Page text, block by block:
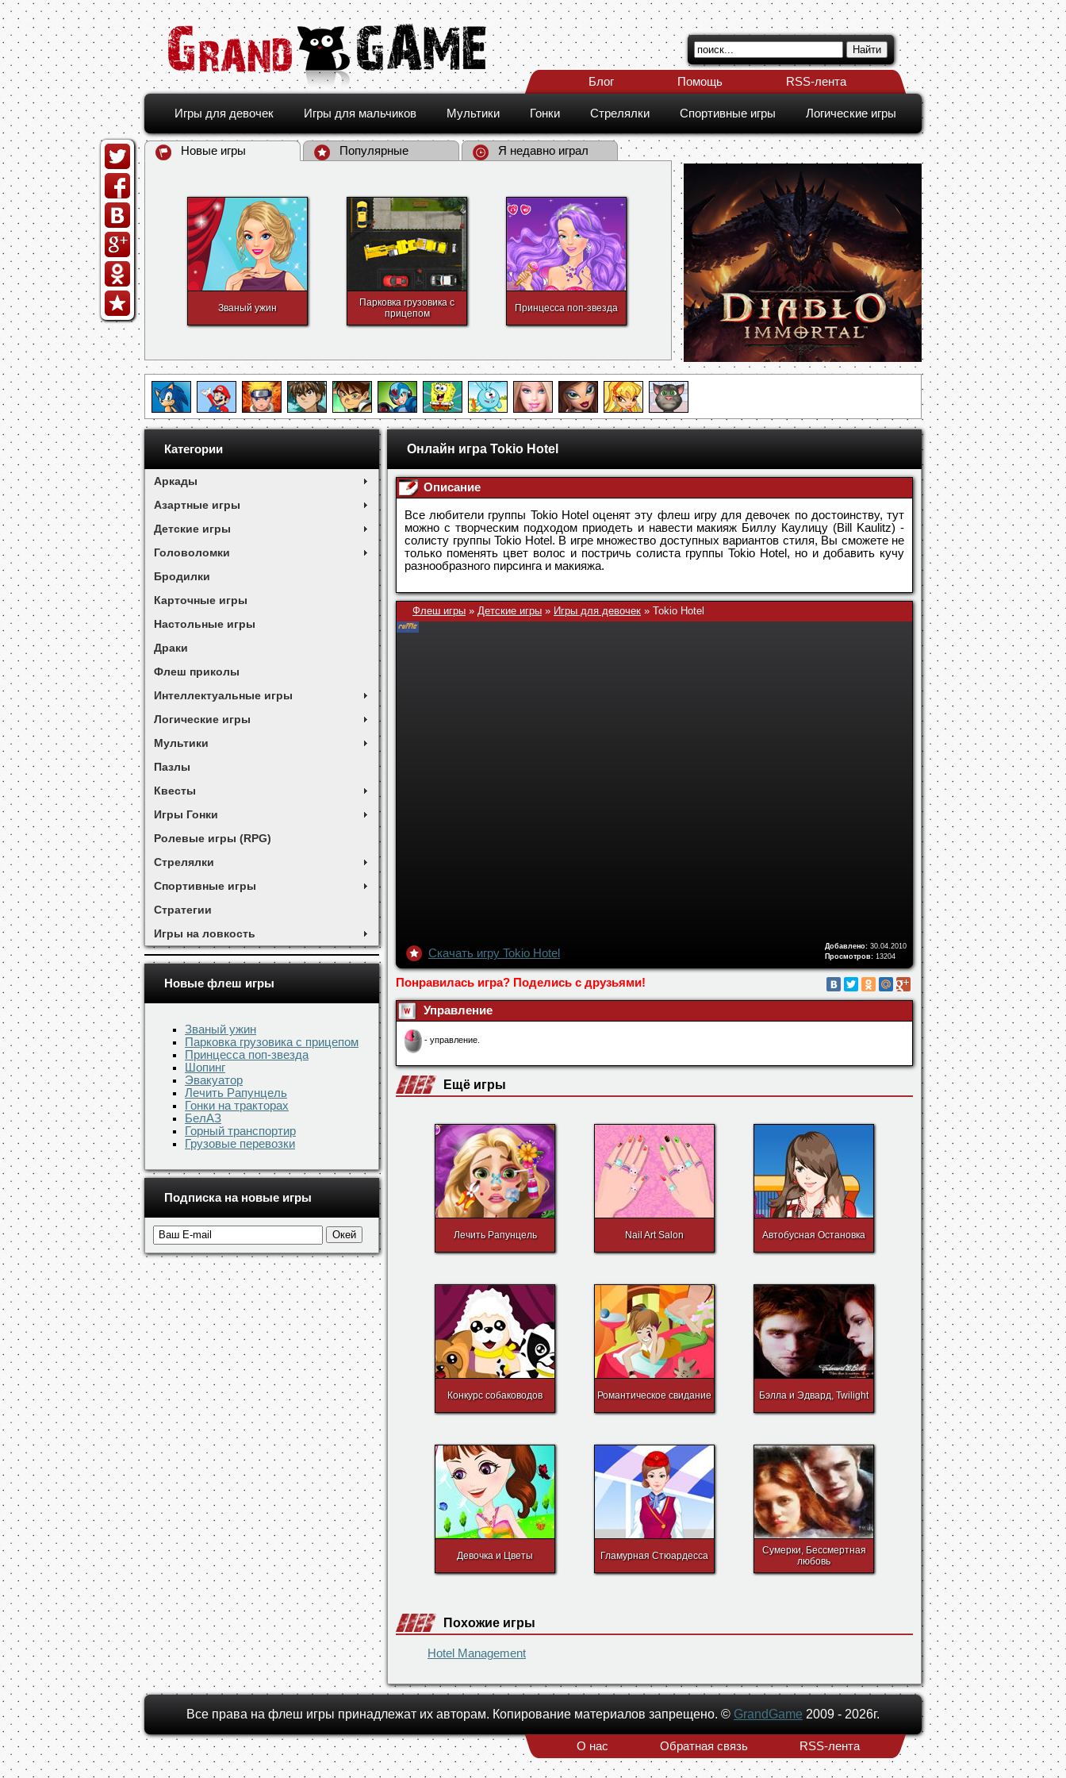
Блог Помощь RSS-лента
Игры для девочек Игры для мальчиков Мультики Гонки Стрелялки Спортивные игры Логические игры
Новые игры Популярные Я недавно играл
Званый ужин
Парковка грузовика с
прицепом
Принцесса поп-звезда
Категории
Аркады
Азартные игры
Детские игры
Головоломки
Бродилки
Карточные игры
Настольные игры
Драки
Флеш приколы
Интеллектуальные игры
Логические игры
Мультики
Пазлы
Квесты
Игры Гонки
Ролевые игры (RPG)
Стрелялки
Спортивные игры
Стратегии
Игры на ловкость
Новые флеш игры
Званый ужин
Парковка грузовика с прицепом
Принцесса поп-звезда
Шопинг
Эвакуатор
Лечить Рапунцель
Гонки на тракторах
БелАЗ
Горный транспортир
Грузовые перевозки
Подписка на новые игры
Онлайн игра Tokio Hotel
Описание
Все любители группы Tokio Hotel оценят эту флеш игру для девочек по достоинству, тут
можно с творческим подходом приодеть и навести макияж Биллу Каулицу (Bill Kaulitz) -
солисту группы Tokio Hotel. В игре множество доступных вариантов стиля, Вы сможете не
только поменять цвет волос и постричь солиста группы Tokio Hotel, но и добавить кучу
разнообразного пирсинга и макияжа.
Флеш игры » Детские игры » Игры для девочек » Tokio Hotel
Скачать игру Tokio Hotel
Понравилась игра? Поделись с друзьями!
- управление.
Ещё игры
Лечить Рапунцель Nail Art Salon Автобусная Остановка
Конкурс собаководов Романтическое свидание Бэлла и Эдвард, Twilight
Все права на флеш игры принадлежат их авторам. Копирование материалов запрещено. ©GrandGame2009 - 2026г.